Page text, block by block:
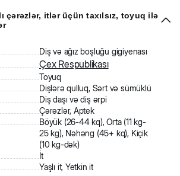
çərəzlər, itlər üçün taxılsız, toyuq ilə
Diş və ağız boşluğu gigiyenası
Çex Respublikası
Toyuq
Dişlərə qulluq, Sərt və sümüklü
Diş daşı və diş ərpi
Çərəzlər, Aptek
Böyük (26-44 kq), Orta (11 kg-
25 kg), Nəhəng (45+ kq), Kiçik
(10 kg-dək)
İt
Yaşlı it, Yetkin it